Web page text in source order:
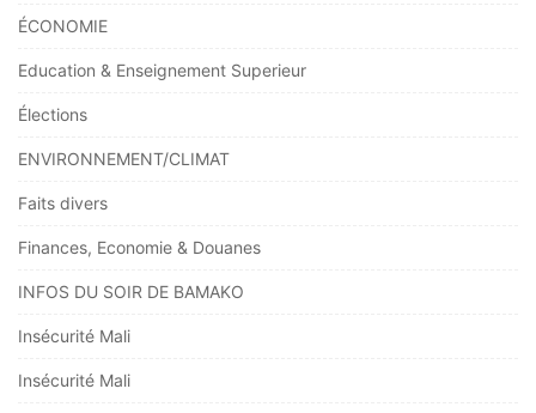
ÉCONOMIE
Education & Enseignement Superieur
Élections
ENVIRONNEMENT/CLIMAT
Faits divers
Finances, Economie & Douanes
INFOS DU SOIR DE BAMAKO
Insécurité Mali
Insécurité Mali